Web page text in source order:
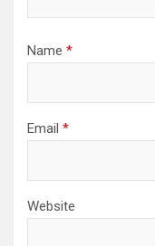
Name *
Email *
Website